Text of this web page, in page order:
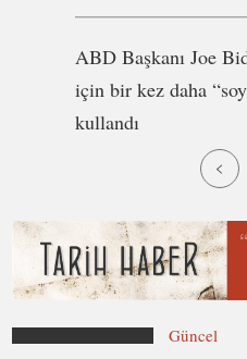
ABD Başkanı Joe
için bir kez daha
kullandı
Güncel